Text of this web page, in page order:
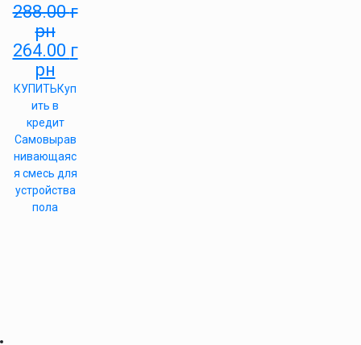
288.00г
рн
264.00 г
рн
КУПИТЬКуп
ить в
кредит
Самовырав
нивающаяс
я смесь для
устройства
пола